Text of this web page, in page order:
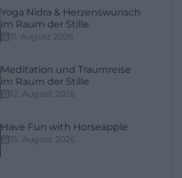
Yoga Nidra & Herzenswunsch
im Raum der Stille
11. August 2026
Meditation und Traumreise
im Raum der Stille
12. August 2026
Have Fun with Horseapple
15. August 2026